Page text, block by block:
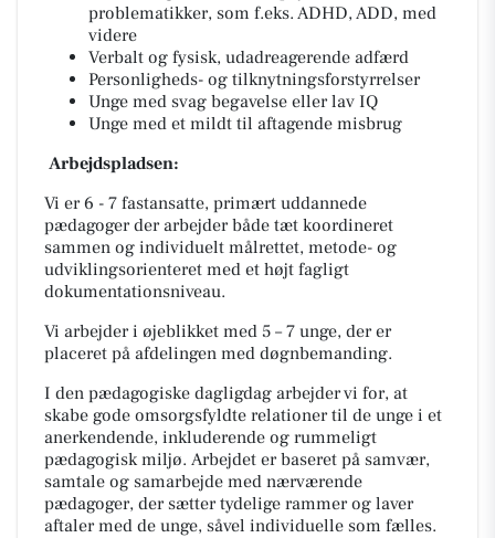
problematikker, som f.eks. ADHD, ADD, med
videre
Verbalt og fysisk, udadreagerende adfærd
Personligheds- og tilknytningsforstyrrelser
Unge med svag begavelse eller lav IQ
Unge med et mildt til aftagende misbrug
Arbejdspladsen:
Vi er 6 - 7 fastansatte, primært uddannede
pædagoger der arbejder både tæt koordineret
sammen og individuelt målrettet, metode- og
udviklingsorienteret med et højt fagligt
dokumentationsniveau.
Vi arbejder i øjeblikket med 5 – 7 unge, der er
placeret på afdelingen med døgnbemanding.
I den pædagogiske dagligdag arbejder vi for, at
skabe gode omsorgsfyldte relationer til de unge i et
anerkendende, inkluderende og rummeligt
pædagogisk miljø. Arbejdet er baseret på samvær,
samtale og samarbejde med nærværende
pædagoger, der sætter tydelige rammer og laver
aftaler med de unge, såvel individuelle som fælles.